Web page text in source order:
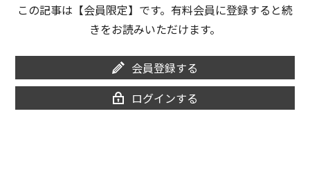
この記事は【会員限定】です。有料会員に登録すると続
きをお読みいただけます。
会員登録する
ログインする